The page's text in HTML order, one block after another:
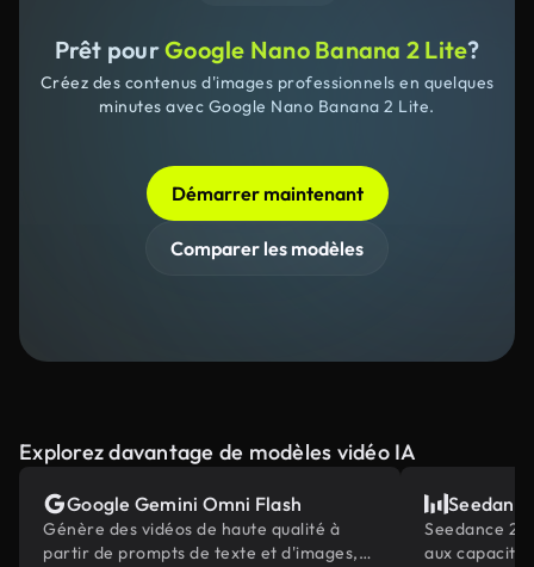
Prêt pourGoogle Nano Banana 2 Lite?
Créez des contenus d'images professionnels en quelques
minutes avec Google Nano Banana 2 Lite.
Démarrer maintenant
Comparer les modèles
Explorez davantage de modèles vidéo IA
Google Gemini Omni Flash
Génère des vidéos de haute qualité à
partir de prompts de texte et d'images,
Seedance
aux